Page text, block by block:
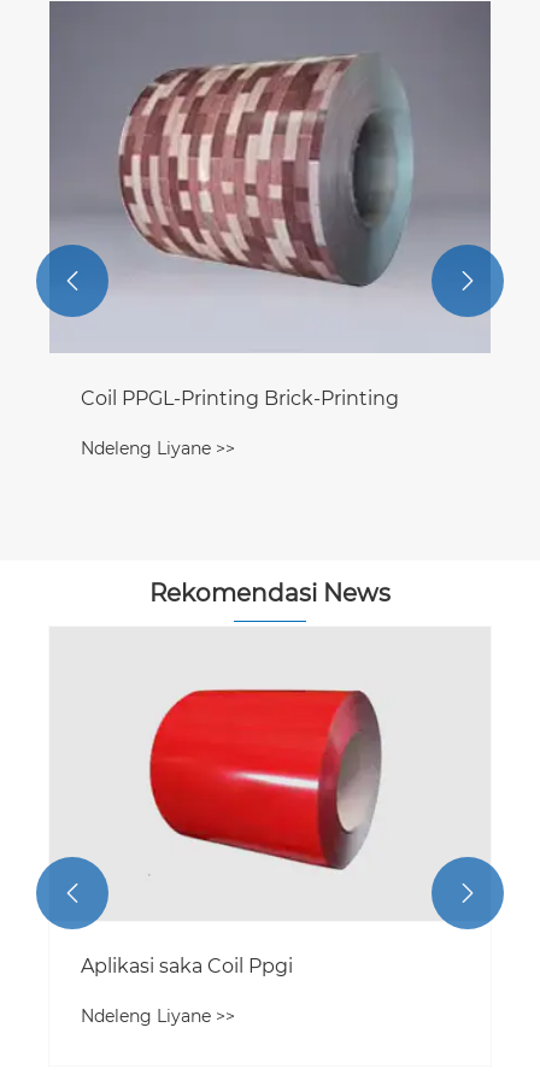
Coil PPGL-Printing Brick-Printing
Ndeleng Liyane >>
 
Rekomendasi News
Aplikasi saka Coil Ppgi
Ndeleng Liyane >>
 